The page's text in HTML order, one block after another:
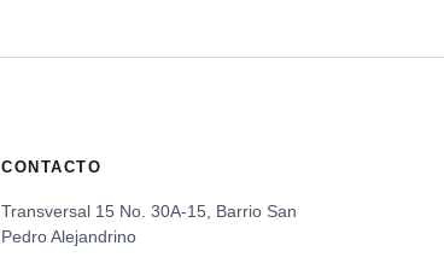
CONTACTO
Transversal 15 No. 30A-15, Barrio San
Pedro Alejandrino